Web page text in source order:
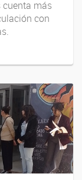
cuenta más
con